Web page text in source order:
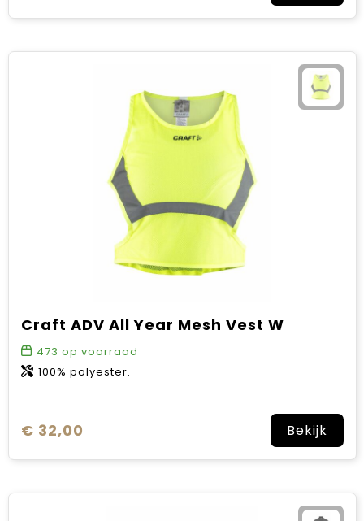
Craft ADV All Year Mesh Vest W
473 op voorraad
100% polyester.
€ 32,00 Bekijk